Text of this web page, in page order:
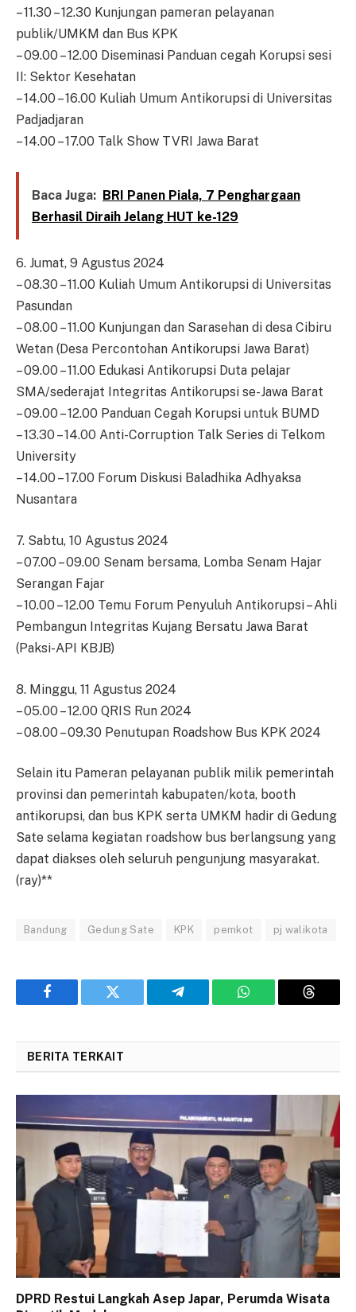
– 11.30 – 12.30 Kunjungan pameran pelayanan
publik/UMKM dan Bus KPK
– 09.00 – 12.00 Diseminasi Panduan cegah Korupsi sesi
II: Sektor Kesehatan
– 14.00 – 16.00 Kuliah Umum Antikorupsi di Universitas
Padjadjaran
– 14.00 – 17.00 Talk Show TVRI Jawa Barat
Baca Juga: BRI Panen Piala, 7 Penghargaan
Berhasil Diraih Jelang HUT ke-129
6. Jumat, 9 Agustus 2024
– 08.30 – 11.00 Kuliah Umum Antikorupsi di Universitas
Pasundan
– 08.00 – 11.00 Kunjungan dan Sarasehan di desa Cibiru
Wetan (Desa Percontohan Antikorupsi Jawa Barat)
– 09.00 – 11.00 Edukasi Antikorupsi Duta pelajar
SMA/sederajat Integritas Antikorupsi se-Jawa Barat
– 09.00 – 12.00 Panduan Cegah Korupsi untuk BUMD
– 13.30 – 14.00 Anti-Corruption Talk Series di Telkom
University
– 14.00 – 17.00 Forum Diskusi Baladhika Adhyaksa
Nusantara
7. Sabtu, 10 Agustus 2024
– 07.00 – 09.00 Senam bersama, Lomba Senam Hajar
Serangan Fajar
– 10.00 – 12.00 Temu Forum Penyuluh Antikorupsi – Ahli
Pembangun Integritas Kujang Bersatu Jawa Barat
(Paksi-API KBJB)
8. Minggu, 11 Agustus 2024
– 05.00 – 12.00 QRIS Run 2024
– 08.00 – 09.30 Penutupan Roadshow Bus KPK 2024
Selain itu Pameran pelayanan publik milik pemerintah
provinsi dan pemerintah kabupaten/kota, booth
antikorupsi, dan bus KPK serta UMKM hadir di Gedung
Sate selama kegiatan roadshow bus berlangsung yang
dapat diakses oleh seluruh pengunjung masyarakat.
(ray)**
Bandung Gedung Sate KPK pemkot pj walikota
Facebook Twitter Telegram WhatsApp Threads
BERITA TERKAIT
DPRD Restui Langkah Asep Japar, Perumda Wisata